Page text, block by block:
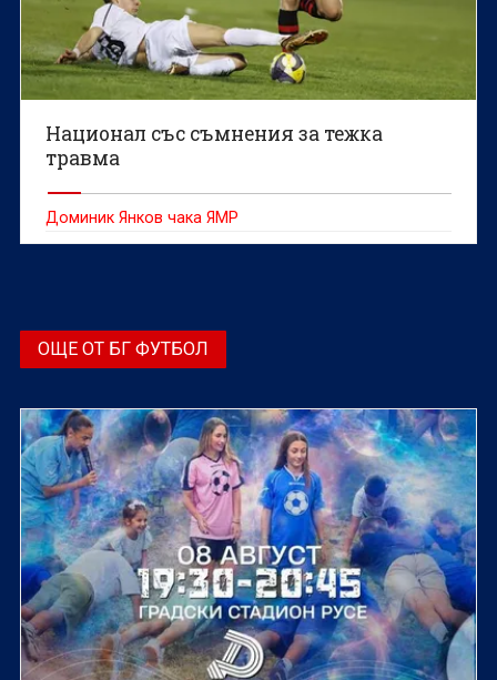
Национал със съмнения за тежка
травма
Доминик Янков чака ЯМР
ОЩЕ ОТ БГ ФУТБОЛ